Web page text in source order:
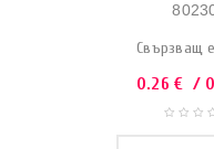
Свързващ
0.26€ /